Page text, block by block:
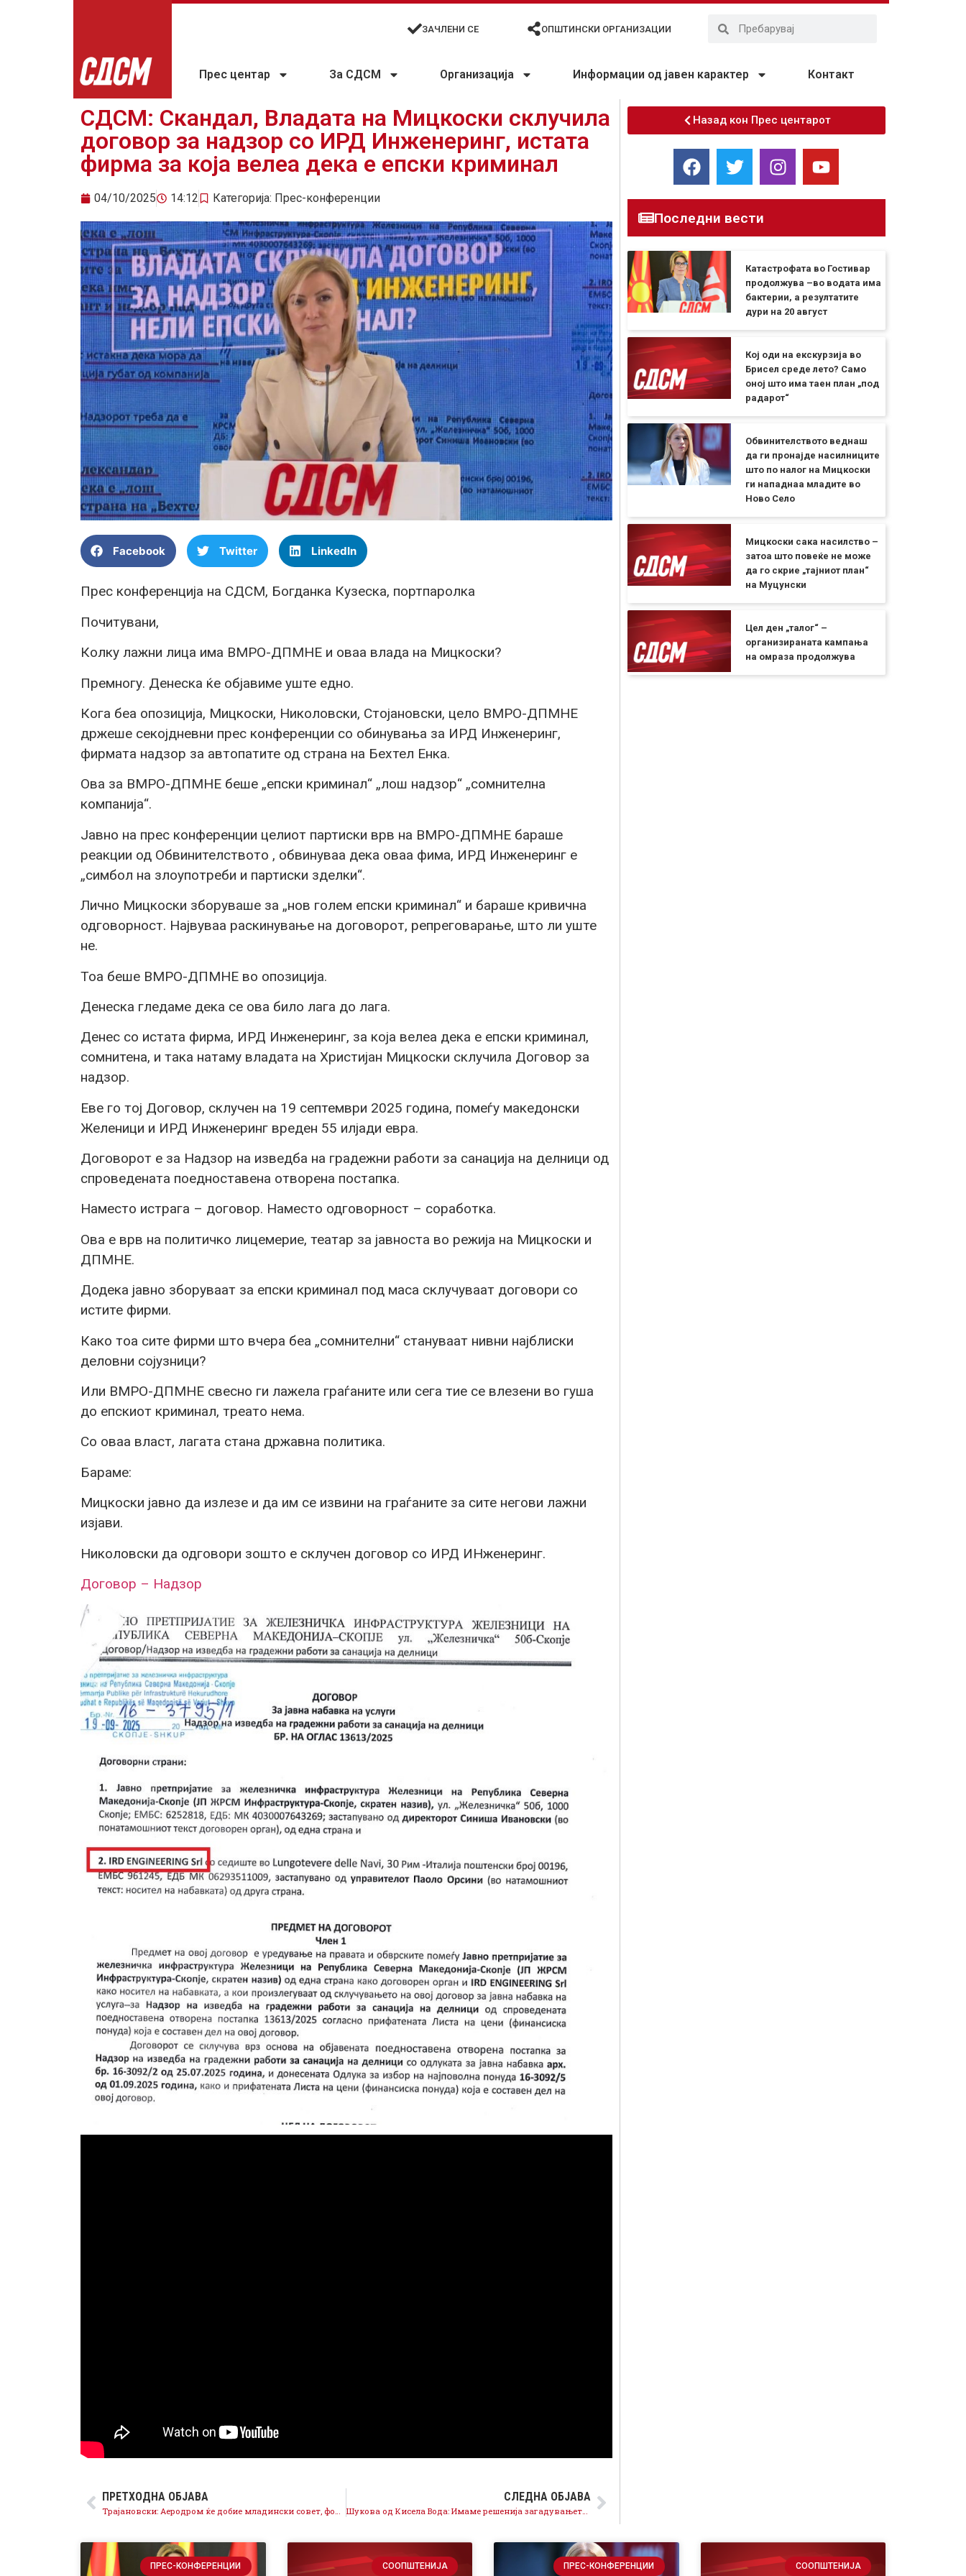
ЗАЧЛЕНИ СЕ ОПШТИНСКИ ОРГАНИЗАЦИИ
Прес центар За СДСМ Организација Информации од јавен карактер Контакт
СДСМ: Скандал, Владата на Мицкоски склучила
договор за надзор со ИРД Инженеринг, истата
фирма за која велеа дека е епски криминал
04/10/2025 14:12 Категорија: Прес-конференции
Facebook Twitter LinkedIn
Прес конференција на СДСМ, Богданка Кузеска, портпаролка
Почитувани,
Колку лажни лица има ВМРО-ДПМНЕ и оваа влада на Мицкоски?
Премногу. Денеска ќе објавиме уште едно.
Кога беа опозиција, Мицкоски, Николовски, Стојановски, цело ВМРО-ДПМНЕ
држеше секојдневни прес конференции со обинувања за ИРД Инженеринг,
фирмата надзор за автопатите од страна на Бехтел Енка.
Ова за ВМРО-ДПМНЕ беше „епски криминал“ „лош надзор“ „сомнителна
компанија“.
Јавно на прес конференции целиот партиски врв на ВМРО-ДПМНЕ бараше
реакции од Обвинителството , обвинуваа дека оваа фима, ИРД Инженеринг е
„симбол на злоупотреби и партиски зделки“.
Лично Мицкоски зборуваше за „нов голем епски криминал“ и бараше кривична
одговорност. Највуваа раскинување на договорот, репреговарање, што ли уште
не.
Тоа беше ВМРО-ДПМНЕ во опозиција.
Денеска гледаме дека се ова било лага до лага.
Денес со истата фирма, ИРД Инженеринг, за која велеа дека е епски криминал,
сомнитена, и така натаму владата на Христијан Мицкоски склучила Договор за
надзор.
Еве го тој Договор, склучен на 19 септември 2025 година, помеѓу македонски
Желеници и ИРД Инженеринг вреден 55 илјади евра.
Договорот е за Надзор на изведба на градежни работи за санација на делници од
спроведената поедноставена отворена постапка.
Наместо истрага – договор. Наместо одговорност – соработка.
Ова е врв на политичко лицемерие, театар за јавноста во режија на Мицкоски и
ДПМНЕ.
Додека јавно зборуваат за епски криминал под маса склучуваат договори со
истите фирми.
Како тоа сите фирми што вчера беа „сомнителни“ стануваат нивни најблиски
деловни сојузници?
Или ВМРО-ДПМНЕ свесно ги лажела граѓаните или сега тие се влезени во гуша
до епскиот криминал, треато нема.
Со оваа власт, лагата стана државна политика.
Бараме:
Мицкоски јавно да излезе и да им се извини на граѓаните за сите негови лажни
изјави.
Николовски да одговори зошто е склучен договор со ИРД ИНженеринг.
Договор – Надзор
ПРЕТХОДНА ОБЈАВА
Трајановски: Аеродром ќе добие младински совет, фонд и стратегија за млади
СЛЕДНА ОБЈАВА
Шукова од Кисела Вода: Имаме решенија загадувањето да не биде зимска судбина за Скопје
Назад кон Прес центарот
Последни вести
Катастрофата во Гостивар
продолжува –во водата има
бактерии, а резултатите
дури на 20 август
Кој оди на екскурзија во
Брисел среде лето? Само
оној што има таен план „под
радарот“
Обвинителството веднаш
да ги пронајде насилниците
што по налог на Мицкоски
ги нападнаа младите во
Ново Село
Мицкоски сака насилство –
затоа што повеќе не може
да го скрие „тајниот план“
на Муцунски
Цел ден „талог“ –
организираната кампања
на омраза продолжува
ПРЕС-КОНФЕРЕНЦИИ СООПШТЕНИЈА ПРЕС-КОНФЕРЕНЦИИ СООПШТЕНИЈА